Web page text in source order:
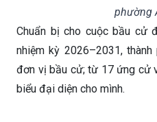
phường
Chuẩn bị cho cuộc bầu cử
nhiệm kỳ 2026–2031,
đơn vị bầu cử; từ 17 ứng cử
biểu đại diện cho mình.